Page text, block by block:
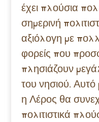
έχει πλούσια
σημερινή
αξιόλογη με
φορείς που
πλησιάζουν
του νησιού. Αυτό
η Λέρος θα
πολιτιστικά